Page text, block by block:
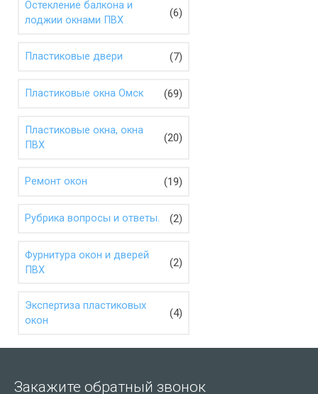
Остекление балкона и
лоджии окнами ПВХ
(6)
Пластиковые двери (7)
Пластиковые окна Омск (69)
Пластиковые окна, окна
ПВХ
(20)
Ремонт окон (19)
Рубрика вопросы и ответы. (2)
Фурнитура окон и дверей
ПВХ
(2)
Экспертиза пластиковых
окон
(4)
Закажите обратный звонок